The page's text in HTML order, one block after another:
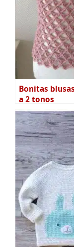
Bonitas
a 2 tonos